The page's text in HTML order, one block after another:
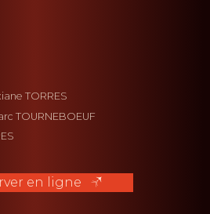
TORRES
TOURNEBOEUF
en ligne